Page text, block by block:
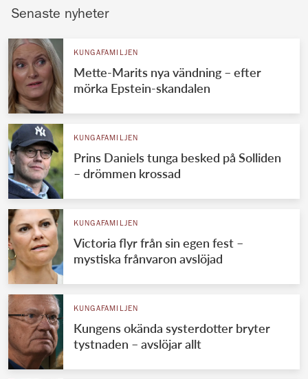
Senaste nyheter
KUNGAFAMILJEN
Mette-Marits nya vändning – efter
mörka Epstein-skandalen
KUNGAFAMILJEN
Prins Daniels tunga besked på Solliden
– drömmen krossad
KUNGAFAMILJEN
Victoria flyr från sin egen fest –
mystiska frånvaron avslöjad
KUNGAFAMILJEN
Kungens okända systerdotter bryter
tystnaden – avslöjar allt